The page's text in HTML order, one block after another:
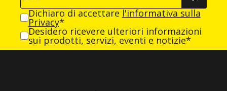
Dichiaro di accettare l'informativa sulla
Privacy*
Desidero ricevere ulteriori informazioni
sui prodotti, servizi, eventi e notizie*